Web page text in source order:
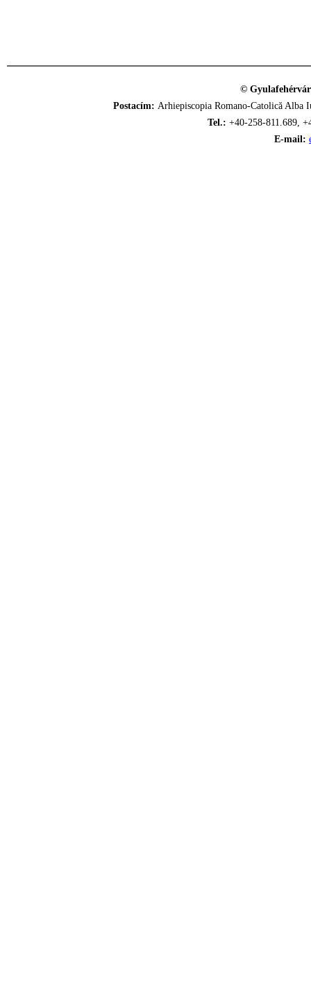
©
Postacím: Arhiepiscopia Romano-Catolică
Tel.: +40-258-811.689,
E-mail: